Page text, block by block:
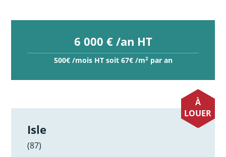
6 000 € /an HT
500€ /mois HT soit 67€ /m2par an
À
LOUER
Isle
(87)